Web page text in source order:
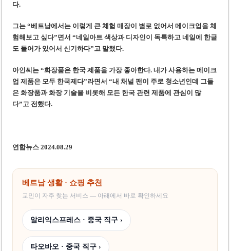
다.
그는 “베트남에서는 이렇게 큰 체험 매장이 별로 없어서 메이크업을 체
험해보고 싶다”면서 “네일아트 색상과 디자인이 독특하고 네일에 한글
도 들어가 있어서 신기하다”고 말했다.
아인씨는 “화장품은 한국 제품을 가장 좋아한다. 내가 사용하는 메이크
업 제품은 모두 한국제다”라면서 “내 채널 팬이 주로 청소년인데 그들
은 화장품과 화장 기술을 비롯해 모든 한국 관련 제품에 관심이 많
다”고 전했다.
연합뉴스 2024.08.29
베트남 생활 · 쇼핑 추천
교민이 자주 찾는 서비스 — 아래에서 바로 확인하세요
알리익스프레스 · 중국 직구 ›
타오바오 · 중국 직구 ›